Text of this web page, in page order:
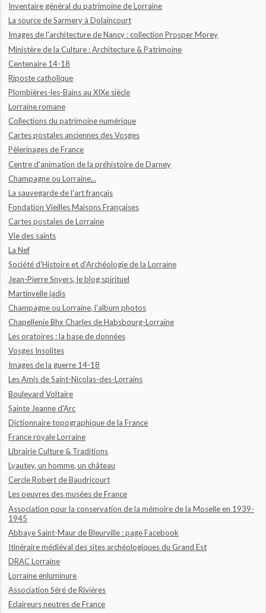
Inventaire général du patrimoine de Lorraine
La source de Sarmery à Dolaincourt
Images de l'architecture de Nancy : collection Prosper Morey
Ministère de la Culture : Architecture & Patrimoine
Centenaire 14-18
Riposte catholique
Plombières-les-Bains au XIXe siècle
Lorraine romane
Collections du patrimoine numérique
Cartes postales anciennes des Vosges
Pèlerinages de France
Centre d'animation de la préhistoire de Darney
Champagne ou Lorraine...
La sauvegarde de l'art français
Fondation Vieilles Maisons Françaises
Cartes postales de Lorraine
Vie des saints
La Nef
Société d'Histoire et d'Archéologie de la Lorraine
Jean-Pierre Snyers, le blog spirituel
Martinvelle jadis
Champagne ou Lorraine, l'album photos
Chapellenie Bhx Charles de Habsbourg-Lorraine
Les oratoires : la base de données
Vosges Insolites
Images de la guerre 14-18
Les Amis de Saint-Nicolas-des-Lorrains
Boulevard Voltaire
Sainte Jeanne d'Arc
Dictionnaire topographique de la France
France royale Lorraine
Librairie Culture & Traditions
Lyautey, un homme, un château
Cercle Robert de Baudricourt
Les oeuvres des musées de France
Association pour la conservation de la mémoire de la Moselle en 1939-
1945
Abbaye Saint-Maur de Bleurville : page Facebook
Itinéraire médiéval des sites archéologiques du Grand Est
DRAC Lorraine
Lorraine enluminure
Association Séré de Rivières
Eclaireurs neutres de France